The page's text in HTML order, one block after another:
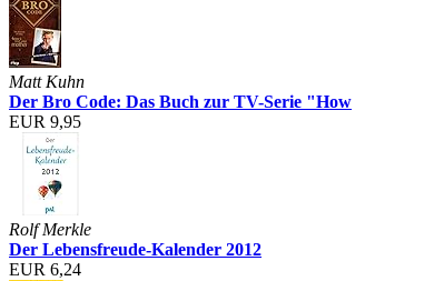
Matt Kuhn
Der Bro Code: Das Buch zur TV-Serie "How
EUR 9,95
Rolf Merkle
Der Lebensfreude-Kalender 2012
EUR 6,24